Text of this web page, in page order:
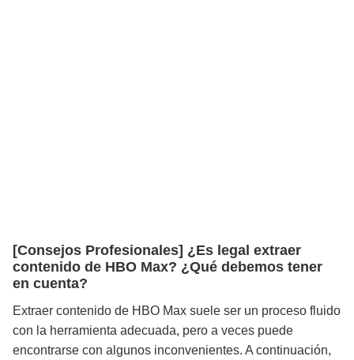
[Consejos Profesionales] ¿Es legal extraer
contenido de HBO Max? ¿Qué debemos tener
en cuenta?
Extraer contenido de HBO Max suele ser un proceso fluido
con la herramienta adecuada, pero a veces puede
encontrarse con algunos inconvenientes. A continuación,